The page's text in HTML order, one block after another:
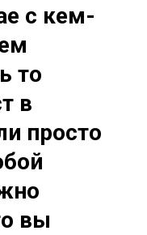
с кем-
то
в
просто
вы